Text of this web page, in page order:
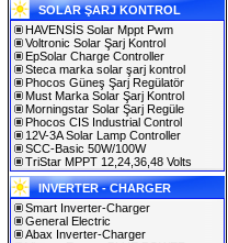
SOLAR ŞARJ KONTROL
HAVENSİS Solar Mppt Pwm
Voltronic Solar Şarj Kontrol
EpSolar Charge Controller
Steca marka solar şarj kontrol
Phocos Güneş Şarj Regülatör
Must Marka Solar Şarj Kontrol
Morningstar Solar Şarj Regüle
Phocos CIS Industrial Control
12V-3A Solar Lamp Controller
SCC-Basic 50W/100W
TriStar MPPT 12,24,36,48 Volts
INVERTER - CHARGER
Smart Inverter-Charger
General Electric
Abax Inverter-Charger